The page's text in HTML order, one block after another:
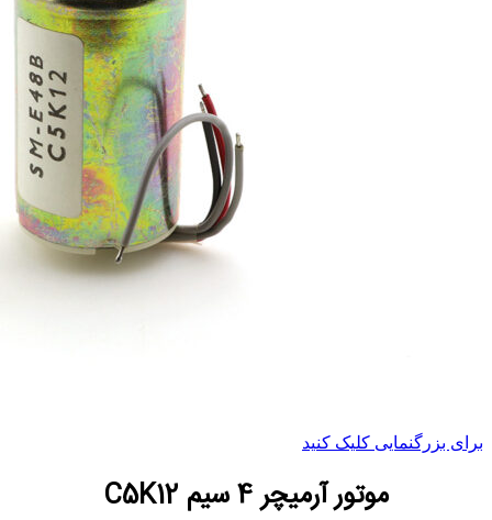
برای بزرگنمایی کلیک کنید
موتور آرمیچر 4 سیم C5K12